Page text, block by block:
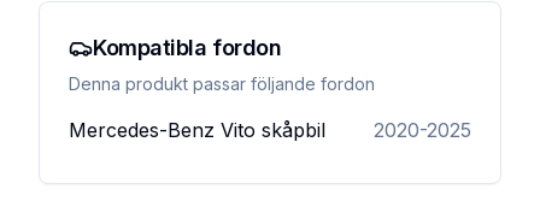
Kompatibla fordon
Denna produkt passar följande fordon
Mercedes-Benz Vito skåpbil 2020-2025